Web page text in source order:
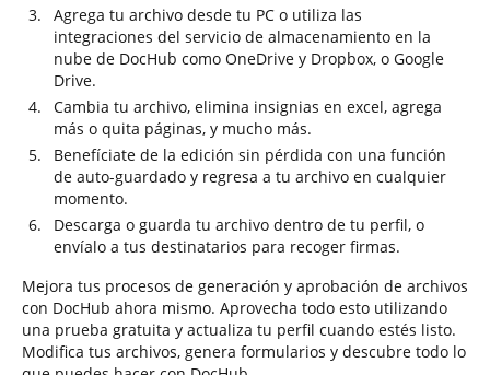
Agrega tu archivo desde tu PC o utiliza las
integraciones del servicio de almacenamiento en la
nube de DocHub como OneDrive y Dropbox, o Google
Drive.
Cambia tu archivo, elimina insignias en excel, agrega
más o quita páginas, y mucho más.
Benefíciate de la edición sin pérdida con una función
de auto-guardado y regresa a tu archivo en cualquier
momento.
Descarga o guarda tu archivo dentro de tu perfil, o
envíalo a tus destinatarios para recoger firmas.
Mejora tus procesos de generación y aprobación de archivos
con DocHub ahora mismo. Aprovecha todo esto utilizando
una prueba gratuita y actualiza tu perfil cuando estés listo.
Modifica tus archivos, genera formularios y descubre todo lo